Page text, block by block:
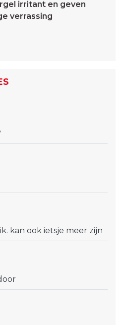
irritant en geven
verrassing
kan ook ietsje meer zijn